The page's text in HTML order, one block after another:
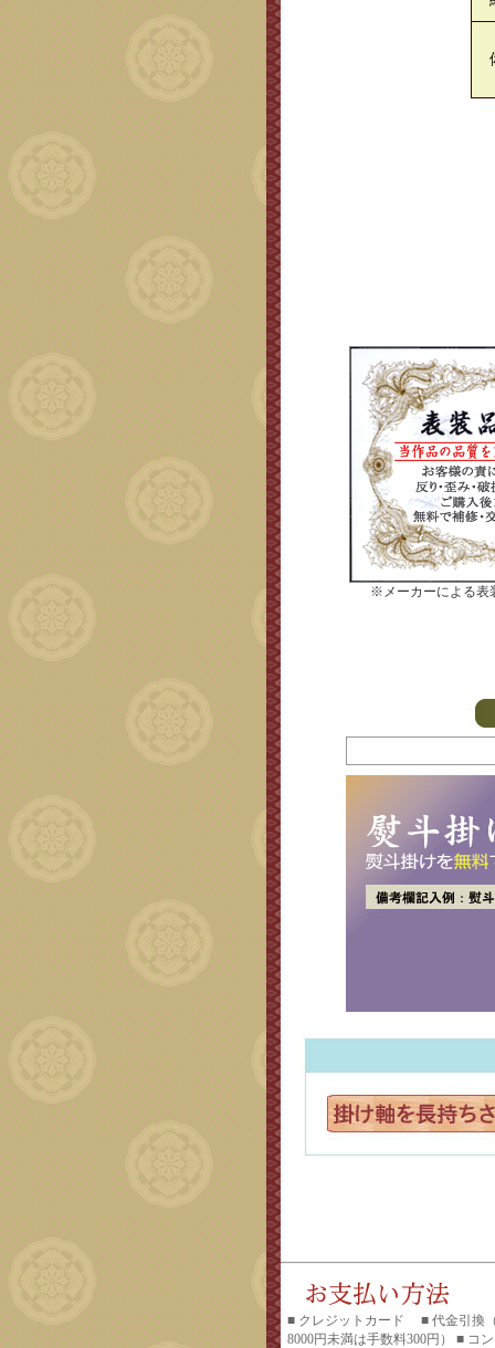
※メーカーによる表
■ クレジットカード ■ 代金引換
8000円未満は手数料300円） ■ コ